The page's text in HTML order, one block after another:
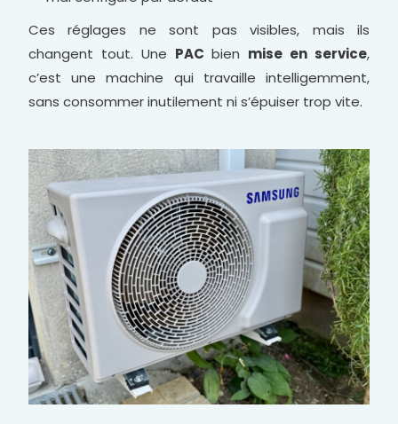
Ces réglages ne sont pas visibles, mais ils
changent tout. Une PAC bien mise en service,
c’est une machine qui travaille intelligemment,
sans consommer inutilement ni s’épuiser trop vite.